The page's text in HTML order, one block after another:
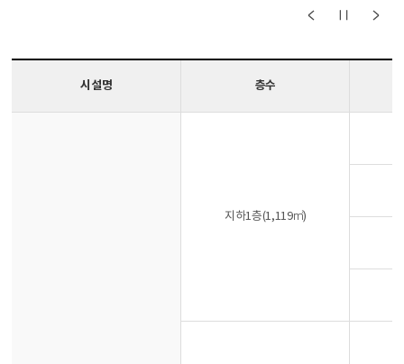
시설명 층수
지하1층(1,119㎡)